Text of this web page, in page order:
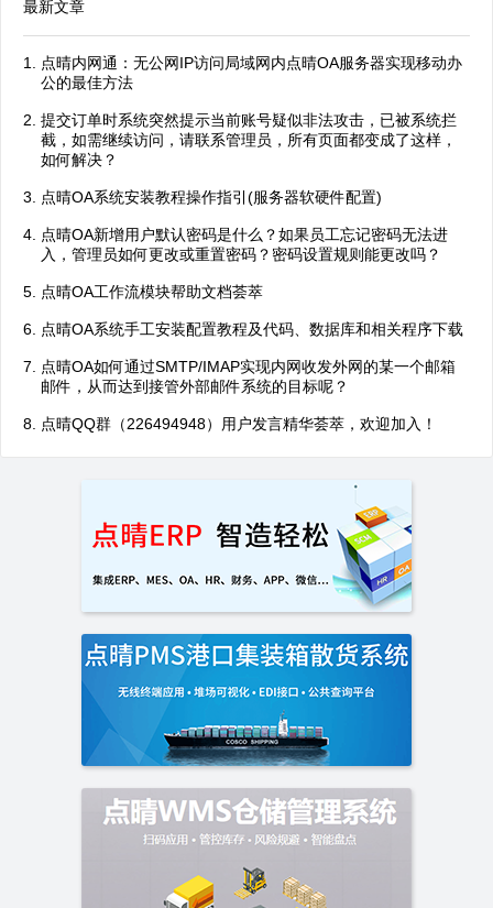
最新文章
点晴内网通：无公网IP访问局域网内点晴OA服务器实现移动办
公的最佳方法
提交订单时系统突然提示当前账号疑似非法攻击，已被系统拦
截，如需继续访问，请联系管理员，所有页面都变成了这样，
如何解决？
点晴OA系统安装教程操作指引(服务器软硬件配置)
点晴OA新增用户默认密码是什么？如果员工忘记密码无法进
入，管理员如何更改或重置密码？密码设置规则能更改吗？
点晴OA工作流模块帮助文档荟萃
点晴OA系统手工安装配置教程及代码、数据库和相关程序下载
点晴OA如何通过SMTP/IMAP实现内网收发外网的某一个邮箱
邮件，从而达到接管外部邮件系统的目标呢？
点晴QQ群（226494948）用户发言精华荟萃，欢迎加入！